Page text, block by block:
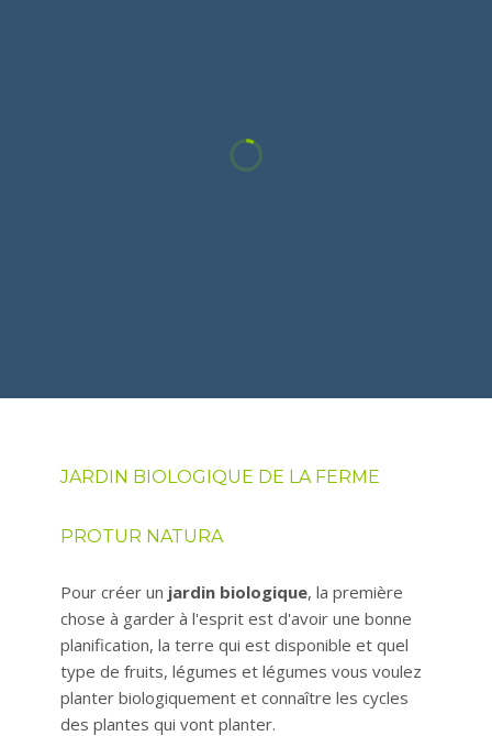
JARDIN BIOLOGIQUE DE LA FERME
PROTUR NATURA
Pour créer un jardin biologique, la première
chose à garder à l'esprit est d'avoir une bonne
planification, la terre qui est disponible et quel
type de fruits, légumes et légumes vous voulez
planter biologiquement et connaître les cycles
des plantes qui vont planter.